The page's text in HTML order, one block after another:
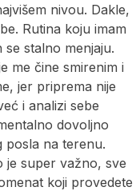
nivou. Dakle,
Rutina koju imam
stalno menjaju.
me čine smirenim i
jer priprema nije
i analizi sebe
dovoljno
posla na terenu.
je super važno, sve
koji provedete